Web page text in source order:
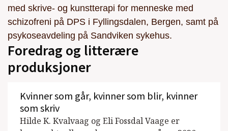
Lev vel, alle(Samlaget, Roman, 2015)
Fengsla(Samlaget, Ungdomsbok, 2010)
Skagerrak(2008)
2005)
Hjarteklapp
(Samlaget, Ungdomsbok,
med skrive- og kunstterapi for menneske med
schizofreni på DPS i Fyllingsdalen, Bergen, samt på
psykoseavdeling på Sandviken sykehus.
Foredrag og litterære
produksjoner
Kvinner som går, kvinner som blir, kvinner
som skriv
Hilde K. Kvalvaag og Eli Fossdal Vaage er